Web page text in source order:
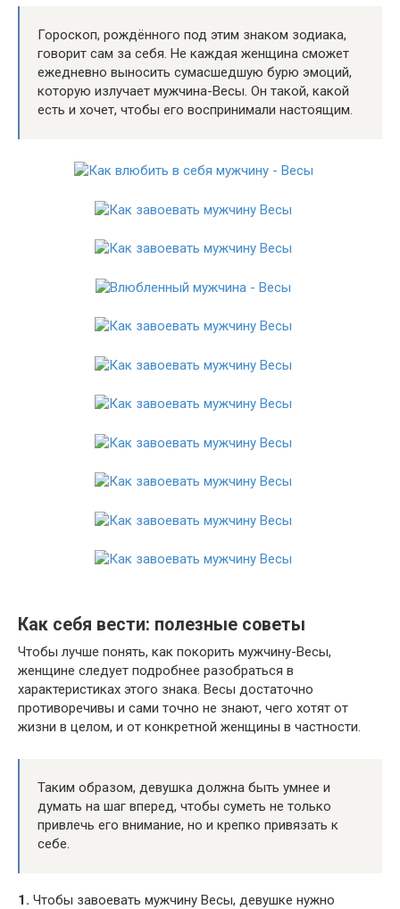
Гороскоп, рождённого под этим знаком зодиака,
говорит сам за себя. Не каждая женщина сможет
ежедневно выносить сумасшедшую бурю эмоций,
которую излучает мужчина-Весы. Он такой, какой
есть и хочет, чтобы его воспринимали настоящим.
Как себя вести: полезные советы
Чтобы лучше понять, как покорить мужчину-Весы,
женщине следует подробнее разобраться в
характеристиках этого знака. Весы достаточно
противоречивы и сами точно не знают, чего хотят от
жизни в целом, и от конкретной женщины в частности.
Таким образом, девушка должна быть умнее и
думать на шаг вперед, чтобы суметь не только
привлечь его внимание, но и крепко привязать к
себе.
1. Чтобы завоевать мужчину Весы, девушке нужно